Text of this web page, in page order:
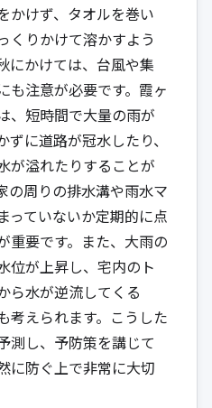
かけず、タオルを巻い
くりかけて溶かすよう
にかけては、台風や集
も注意が必要です。霞ヶ
、短時間で大量の雨が
に道路が冠水したり、
が溢れたりすることが
の周りの排水溝や雨水マ
っていないか定期的に点
重要です。また、大雨の
位が上昇し、宅内のト
ら水が逆流してくる
考えられます。こうした
測し、予防策を講じて
に防ぐ上で非常に大切